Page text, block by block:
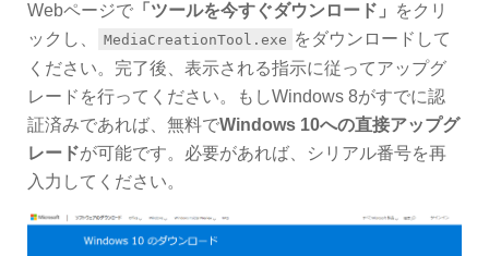
Webページで 「ツールを今すぐダウンロード」
をクリ
ックし、
MediaCreationTool.exe をダウンロードして
ください。完了後、表示される指示に従ってアップグ
レードを行ってください。もしWindows 8がすでに認
証済みであれば、無料でWindows 10への直接アップグ
レードが可能です。必要があれば、シリアル番号を再
入力してください。